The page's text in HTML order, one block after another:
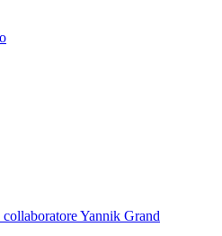
Yannik Grand